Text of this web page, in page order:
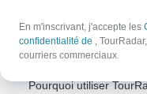
Voyageurs
Pourquoi utiliser
En m'inscrivant, j'accepte les
confidentialité de ,
courriers commerciaux.